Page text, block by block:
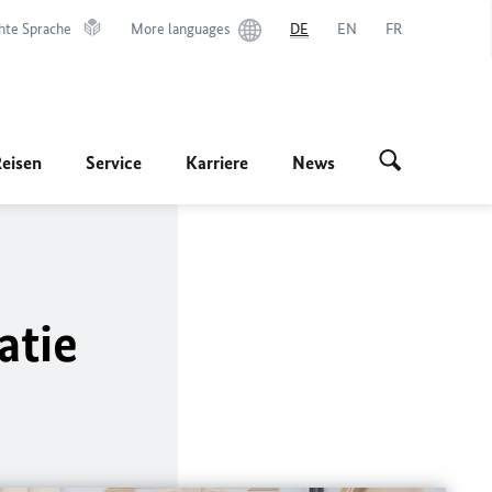
Sprache More languages DE EN FR
Service Karriere News